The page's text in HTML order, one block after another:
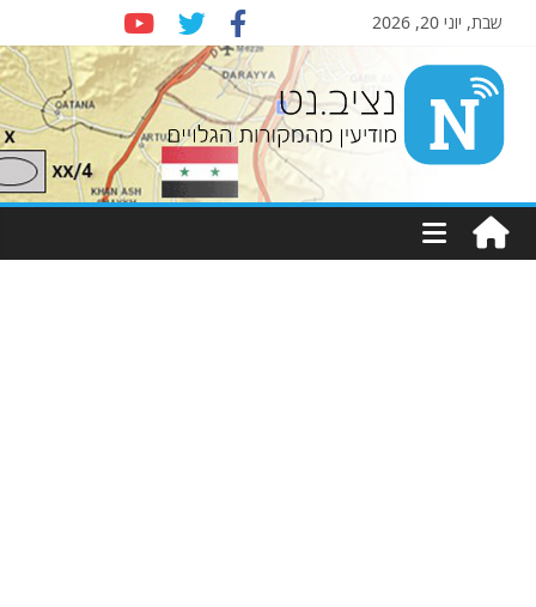
שבת, יוני 20, 2026
Nziv.net
מודיעין
מהמקורות